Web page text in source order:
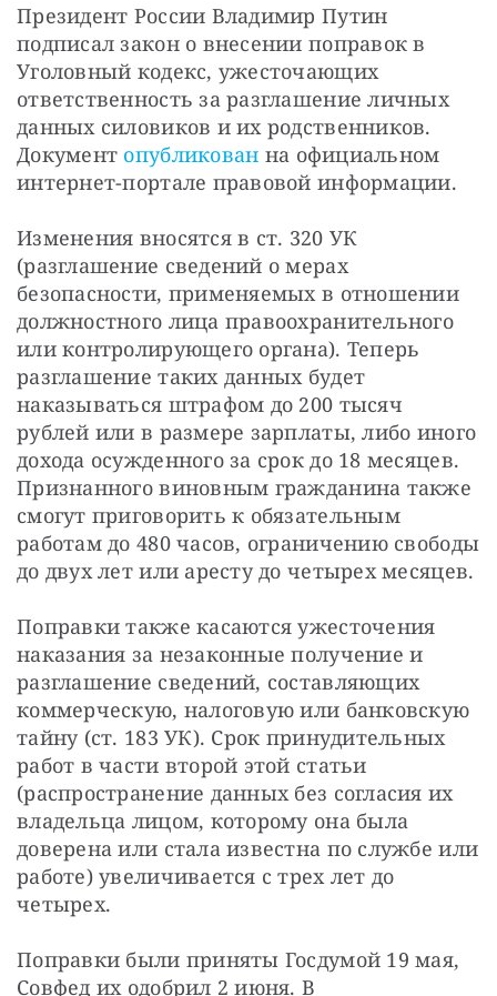
Президент России Владимир Путин
подписал закон о внесении поправок в
Уголовный кодекс, ужесточающих
ответственность за разглашение личных
данных силовиков и их родственников.
Документ опубликован на официальном
интернет-портале правовой информации.
Изменения вносятся в ст. 320 УК
(разглашение сведений о мерах
безопасности, применяемых в отношении
должностного лица правоохранительного
или контролирующего органа). Теперь
разглашение таких данных будет
наказываться штрафом до 200 тысяч
рублей или в размере зарплаты, либо иного
дохода осужденного за срок до 18 месяцев.
Признанного виновным гражданина также
смогут приговорить к обязательным
работам до 480 часов, ограничению свободы
до двух лет или аресту до четырех месяцев.
Поправки также касаются ужесточения
наказания за незаконные получение и
разглашение сведений, составляющих
коммерческую, налоговую или банковскую
тайну (ст. 183 УК). Срок принудительных
работ в части второй этой статьи
(распространение данных без согласия их
владельца лицом, которому она была
доверена или стала известна по службе или
работе) увеличивается с трех лет до
четырех.
Поправки были приняты Госдумой 19 мая,
Совфед их одобрил 2 июня. В